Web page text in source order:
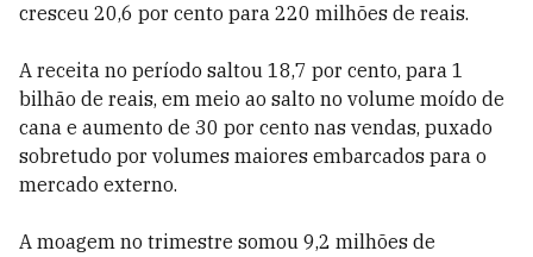
cresceu 20,6 por cento para 220 milhões de reais.
A receita no período saltou 18,7 por cento, para 1
bilhão de reais, em meio ao salto no volume moído de
cana e aumento de 30 por cento nas vendas, puxado
sobretudo por volumes maiores embarcados para o
mercado externo.
A moagem no trimestre somou 9,2 milhões de